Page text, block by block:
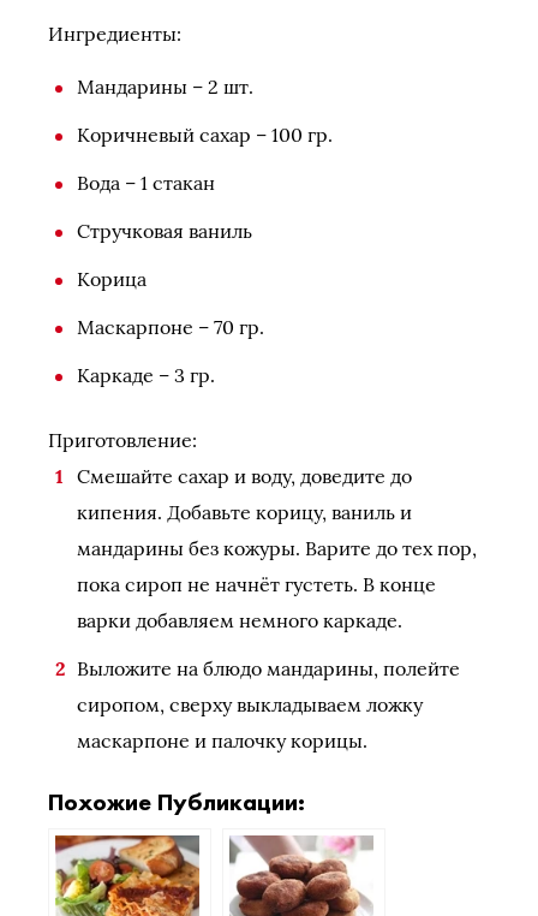
Ингредиенты:
Мандарины – 2 шт.
Коричневый сахар – 100 гр.
Вода – 1 стакан
Стручковая ваниль
Корица
Маскарпоне – 70 гр.
Каркаде – 3 гр.
Приготовление:
Смешайте сахар и воду, доведите до
кипения. Добавьте корицу, ваниль и
мандарины без кожуры. Варите до тех пор,
пока сироп не начнёт густеть. В конце
варки добавляем немного каркаде.
Выложите на блюдо мандарины, полейте
сиропом, сверху выкладываем ложку
маскарпоне и палочку корицы.
Похожие Публикации: